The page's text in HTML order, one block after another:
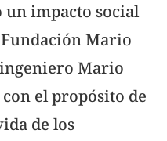
un impacto social
Mario
Mario
el propósito de
de los